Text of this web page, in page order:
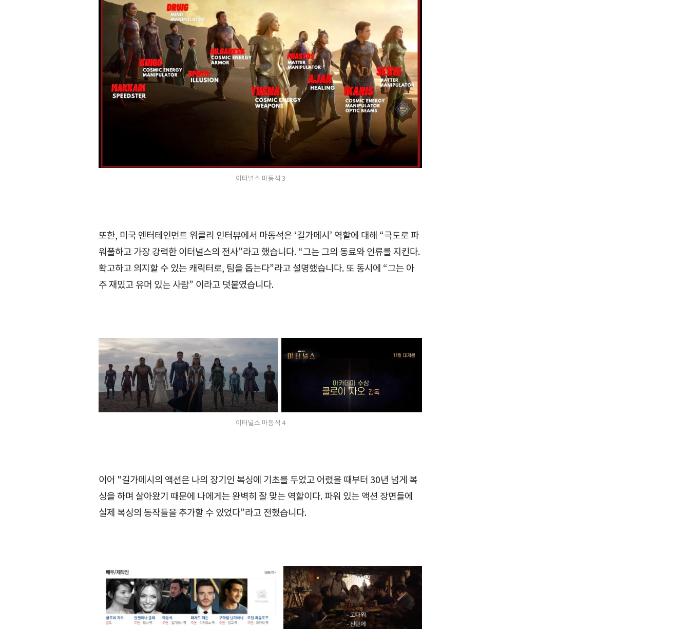
이터널스 마동석 3
또한, 미국 엔터테인먼트 위클리 인터뷰에서 마동석은 ‘길가메시’ 역할에 대해 “극도로 파
워풀하고 가장 강력한 이터널스의 전사”라고 했습니다. “그는 그의 동료와 인류를 지킨다.
확고하고 의지할 수 있는 캐릭터로, 팀을 돕는다”라고 설명했습니다. 또 동시에 “그는 아
주 재밌고 유머 있는 사람” 이라고 덧붙였습니다.
이터널스 마동석 4
이어 "길가메시의 액션은 나의 장기인 복싱에 기초를 두었고 어렸을 때부터 30년 넘게 복
싱을 하며 살아왔기 때문에 나에게는 완벽히 잘 맞는 역할이다. 파워 있는 액션 장면들에
실제 복싱의 동작들을 추가할 수 있었다”라고 전했습니다.